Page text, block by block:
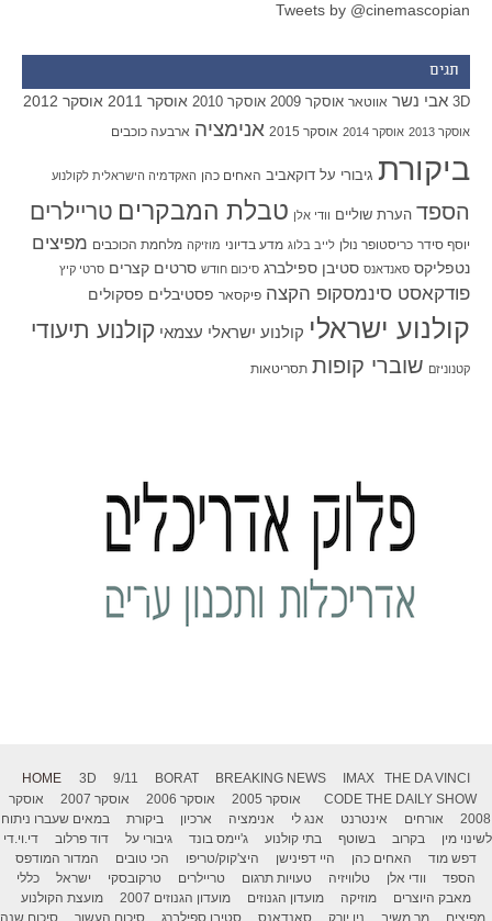
Tweets by @cinemascopian
תגים
3D אבי נשר אווטאר אוסקר 2009 אוסקר 2010 אוסקר 2011 אוסקר 2012
אוסקר 2013 אוסקר 2014 אוסקר 2015 אנימציה ארבעה כוכבים
ביקורת גיבורי על דוקאביב האחים כהן האקדמיה הישראלית לקולנוע
הספד הערת שוליים וודי אלן טבלת המבקרים טריילרים
יוסף סידר כריסטופר נולן לייב בלוג מדע בדיוני מוזיקה מלחמת הכוכבים מפיצים
נטפליקס סאנדאנס סטיבן ספילברג סיכום חודש סרטים קצרים סרטי קיץ
פודקאסט סינמסקופ הקצה פיקסאר פסטיבלים פסקולים
קולנוע ישראלי קולנוע ישראלי עצמאי קולנוע תיעודי
קטנוניזם שוברי קופות תסריטאות
HOME 3D 9/11 BORAT BREAKING NEWS IMAX
THE DA VINCI
CODE THE DAILY SHOW אוסקר 2005 אוסקר 2006 אוסקר 2007
אוסקר
2008
אורחים אינטרנט אנג לי אנימציה ארכיון ביקורת
במאים שעברו ניתוח
לשינוי מין
בקרוב בשוטף בתי קולנוע ג'יימס בונד גיבורי על דוד פרלוב
די.וי.די
דפש מוד
האחים כהן היי דפינישן היצ'קוק/טריפו הכי טובים
המדור המודפס
הספד
וודי אלן טלוויזיה טעויות תרגום טריילרים טרקובסקי ישראל
כללי
מאבק היוצרים
מוזיקה מועדון הגנוזים מועדון הגנוזים 2007
מועצת הקולנוע